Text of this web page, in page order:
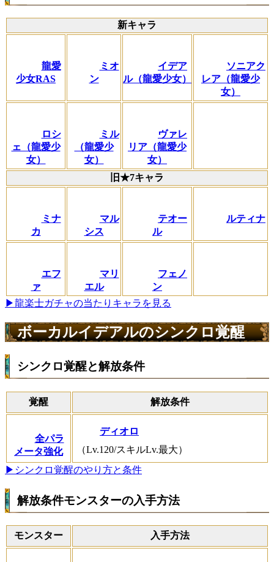
新キャラ
龍愛
少女RAS
ミオ
ン
イデア
ル（龍愛少女）
ソニアク
レア（龍愛少
女）
ロシ
ェ（龍愛少
女）
ミル
（龍愛少
女）
ヴァレ
リア（龍愛少
女）
旧★7キャラ
ミナ
カ
マル
シス
テオー
ル
ルティナ
エフ
ァ
マリ
エル
フェノ
ン
▶龍楽士ガチャの当たりキャラを見る
ボーカルイデアルのシンクロ覚醒
シンクロ覚醒と解放条件
覚醒 解放条件
全パラ
メータ強化
ディオロ
（Lv.120/スキルLv.最大）
▶シンクロ覚醒のやり方と条件
解放条件モンスターの入手方法
モンスター 入手方法